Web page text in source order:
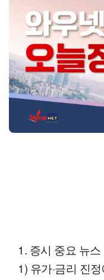
1. 증시 중요 뉴스
1) 유가·금리 진